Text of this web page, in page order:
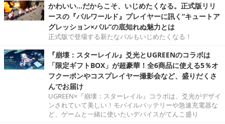
かわいい…だからこそ、いじめたくなる。正式版リリ
ースの『パルワールド』プレイヤーに訊く“キュートア
グレッション×パル”の底知れぬ魅力とは
正式版で登場する新たなパルもいじめたくなる！
『崩壊：スターレイル』爻光とUGREENのコラボは
「限定ギフトBOX」が超豪華！全6商品に使える5％オ
フクーポンやコスプレイヤー撮影会など、盛りだくさ
んでお届け
UGREEN×『崩壊：スターレイル』コラボは、爻光がデザイ
ンされていて美しい！モバイルバッテリーや急速充電器な
ど、ゲームと一緒に使いたいデバイスがてんこ盛り